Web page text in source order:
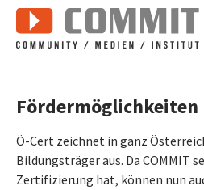
Zum Hauptinhalt springen
Fördermöglichkeiten
Ö-Cert zeichnet in ganz
Bildungsträger aus. Da COMMIT
Zertifizierung hat, können nun